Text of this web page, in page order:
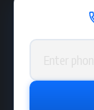
Phone